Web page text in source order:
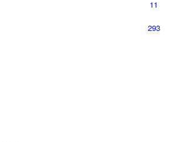
11
293